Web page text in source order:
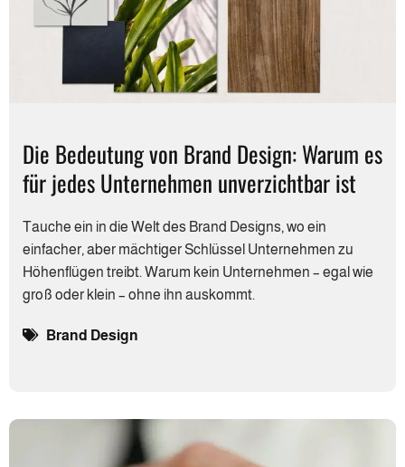
Die Bedeutung von Brand Design: Warum es
für jedes Unternehmen unverzicht­bar ist
Tauche ein in die Welt des Brand Designs, wo ein
einfacher, aber mächtiger Schlüssel Unternehmen zu
Höhenflügen treibt. Warum kein Unternehmen – egal wie
groß oder klein – ohne ihn auskommt.
Brand Design